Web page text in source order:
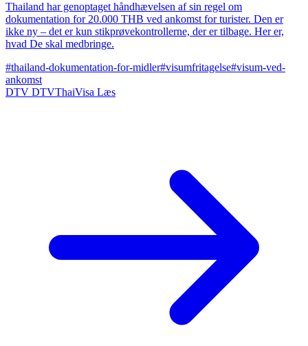
Thailand har genoptaget håndhævelsen af sin regel om
dokumentation for 20.000 THB ved ankomst for turister. Den er
ikke ny – det er kun stikprøvekontrollerne, der er tilbage. Her er,
hvad De skal medbringe.
#thailand-dokumentation-for-midler#visumfritagelse#visum-ved-
ankomst
DTV DTVThaiVisa Læs